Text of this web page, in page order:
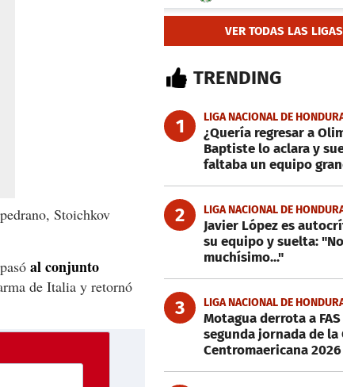
Stoichkov
al conjunto
de Italia y retornó
VER TODAS LAS LIGAS
TRENDING
1 LIGA NACIONAL DE
¿Quería regresar a
Baptiste lo aclara y
faltaba un equipo
2 LIGA NACIONAL DE
Javier López es
su equipo y suelta:
muchísimo..."
3 LIGA NACIONAL DE
Motagua derrota a
segunda jornada de la
Centromaericana 2026